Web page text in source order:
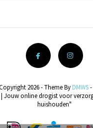
2026 - Theme By DMWS-
Jouw online drogist voor
huishouden"